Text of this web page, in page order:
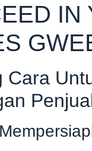
IN
Cara